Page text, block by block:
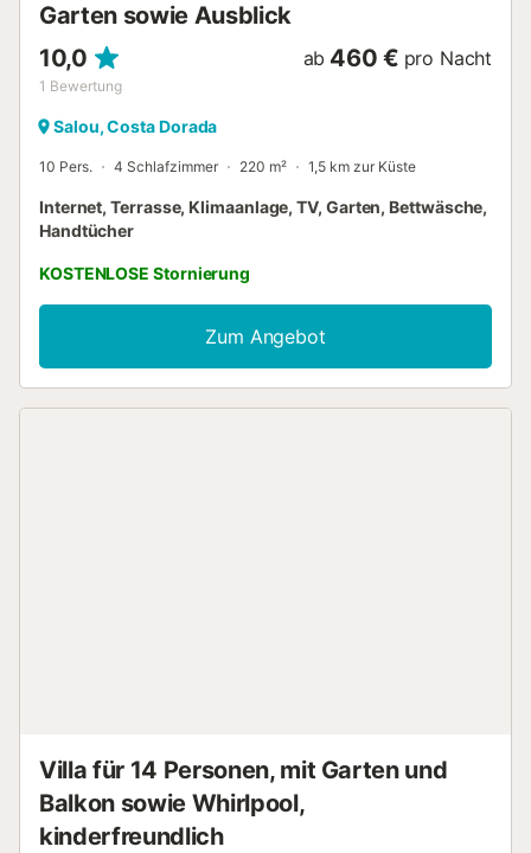
Garten sowie Ausblick
10,0
1 Bewertung
ab 460 € pro Nacht
Salou, Costa Dorada
10 Pers. 4 Schlafzimmer 220 m² 1,5 km zur Küste
Internet, Terrasse, Klimaanlage, TV, Garten, Bettwäsche,
Handtücher
KOSTENLOSE Stornierung
Zum Angebot
Villa für 14 Personen, mit Garten und
Balkon sowie Whirlpool,
kinderfreundlich